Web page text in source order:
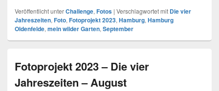
Veröffentlicht unterChallenge,Fotos | Verschlagwortet mit Die vier
Jahreszeiten,Foto,Fotoprojekt 2023,Hamburg,Hamburg
Oldenfelde,mein wilder Garten,September
Fotoprojekt 2023 – Die vier
Jahreszeiten – August